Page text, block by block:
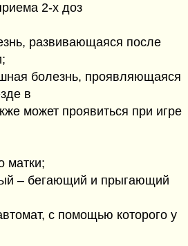
2-х доз
развивающаяся после
болезнь, проявляющаяся
в
может проявиться при игре
матки;
– бегающий и прыгающий
с помощью которого у